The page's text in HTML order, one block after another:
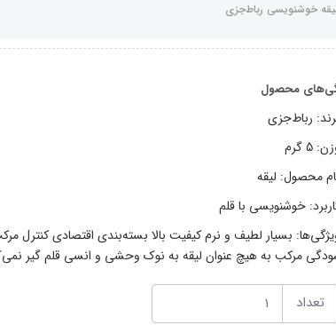
خوشنویسی رباط‌جزی
محصول
رباط‌جزی
5 گرم
محصول: لیقه
خوشنویسی با قلم
بسیار لطیف و نرم کیفیت بالا بسته‌بندی اقتصادی کنترل
مرکب به هیچ عنوان لیقه به نوک وحشی و انسی قلم گیر
تعداد